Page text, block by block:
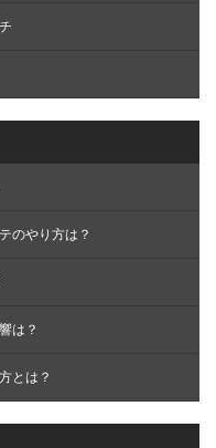
のやり方は？
は？
とは？